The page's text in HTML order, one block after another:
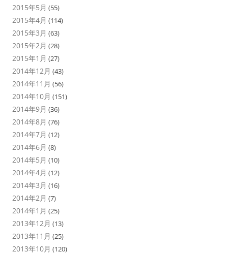
2015年5月 (55)
2015年4月 (114)
2015年3月 (63)
2015年2月 (28)
2015年1月 (27)
2014年12月 (43)
2014年11月 (56)
2014年10月 (151)
2014年9月 (36)
2014年8月 (76)
2014年7月 (12)
2014年6月 (8)
2014年5月 (10)
2014年4月 (12)
2014年3月 (16)
2014年2月 (7)
2014年1月 (25)
2013年12月 (13)
2013年11月 (25)
2013年10月 (120)